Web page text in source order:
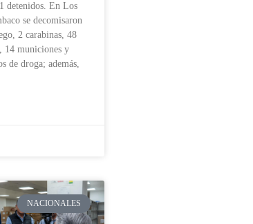
detenidos. En Los
se decomisaron
2 carabinas, 48
14 municiones y
de droga; además,
NACIONALES